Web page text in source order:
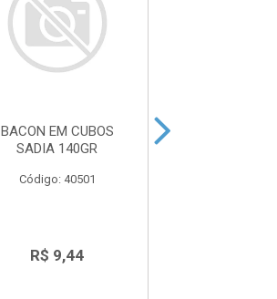
BACON EM CUBOS
SADIA 140GR
Código: 40501
R$ 9,44